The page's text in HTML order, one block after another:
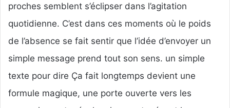
proches semblent s’éclipser dans l’agitation
quotidienne. C’est dans ces moments où le poids
de l’absence se fait sentir que l’idée d’envoyer un
simple message prend tout son sens. un simple
texte pour dire Ça fait longtemps devient une
formule magique, une porte ouverte vers les